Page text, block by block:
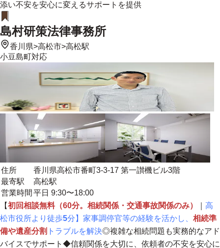
添い不安を安心に変えるサポートを提供
島村研策法律事務所
香川県>高松市>高松駅
小豆島町対応
住所
香川県高松市番町3-3-17 第一讃機ビル3階
最寄駅
高松駅
営業時間 平日 9:30〜18:00
【初回相談無料（60分。相続関係・交通事故関係のみ）
高
松市役所より徒歩5分】家事調停官等の経験を活かし、 相続準
備や遺産分割 トラブルを解決◎複雑な相続問題も実務的なアド
バイスでサポート◆信頼関係を大切に、依頼者の不安を安心に